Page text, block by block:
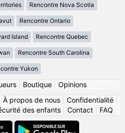
Rencontre Nova Scotia
Rencontre Ontario
Island Rencontre Quebec
Rencontre South Carolina
Yukon
| Boutique| Opinions
À propos de nous Confidentialité
des enfants| Contact| FAQ